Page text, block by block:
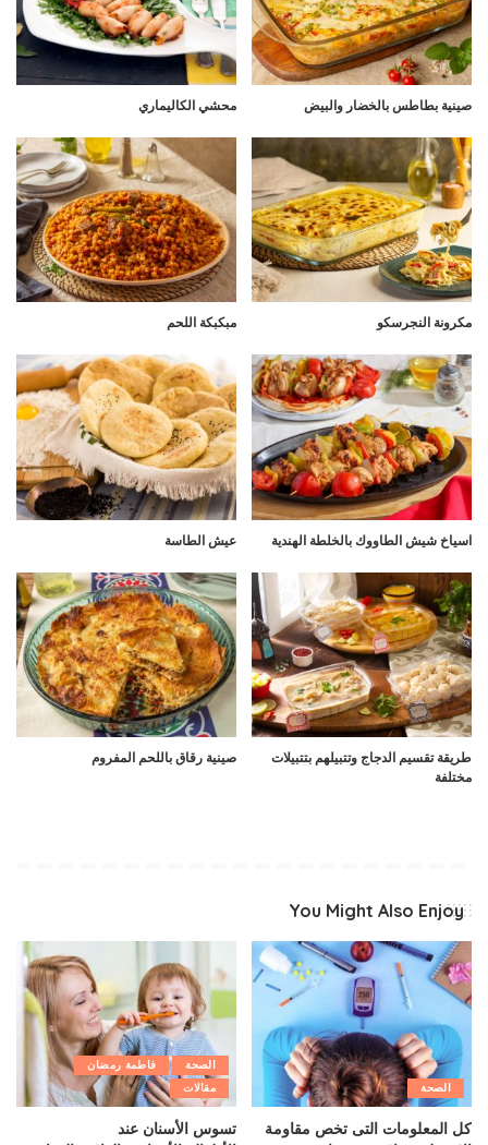
صينية بطاطس بالخضار والبيض محشي الكاليماري
مكرونة النجرسكو مبكبكة اللحم
اسياخ شيش الطاووك بالخلطة الهندية عيش الطاسة
طريقة تقسيم الدجاج وتتبيلهم بتتبيلات
مختلفة
صينية رقاق باللحم المفروم
You Might Also Enjoy
الصحة
كل المعلومات التى تخص مقاومة
الصحة
فاطمة رمضان
مقالات
تسوس الأسنان عند